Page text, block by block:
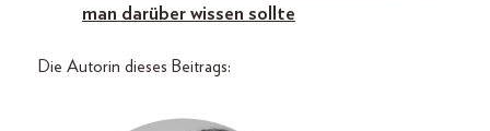
man darüber wissen sollte
Die Autorin dieses Beitrags: